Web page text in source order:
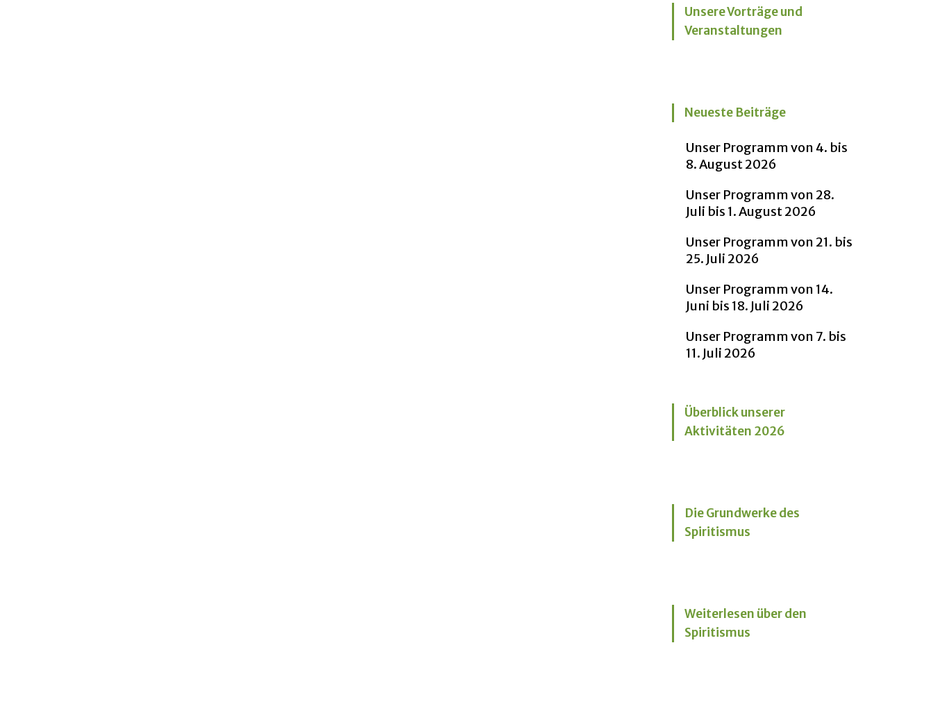
Unsere Vorträge und
Veranstaltungen
Neueste Beiträge
Unser Programm von 4. bis
8. August 2026
Unser Programm von 28.
Juli bis 1. August 2026
Unser Programm von 21. bis
25. Juli 2026
Unser Programm von 14.
Juni bis 18. Juli 2026
Unser Programm von 7. bis
11. Juli 2026
Überblick unserer
Aktivitäten 2026
Die Grundwerke des
Spiritismus
Weiterlesen über den
Spiritismus